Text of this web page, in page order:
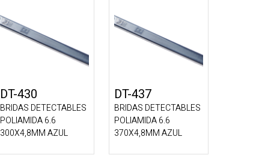
DT-430
BRIDAS DETECTABLES
POLIAMIDA 6.6
300X4,8MM AZUL
DT-437
BRIDAS DETECTABLES
POLIAMIDA 6.6
370X4,8MM AZUL